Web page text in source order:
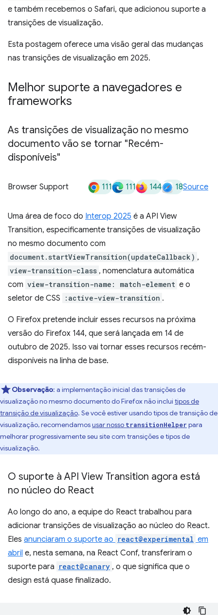
e também recebemos o Safari, que adicionou suporte a
transições de visualização.
Esta postagem oferece uma visão geral das mudanças
nas transições de visualização em 2025.
Melhor suporte a navegadores e
frameworks
As transições de visualização no mesmo
documento vão se tornar "Recém-
disponíveis"
Browser Support 111 111 144 18Source
Uma área de foco do Interop 2025 é a API View
Transition, especificamente transições de visualização
no mesmo documento com
document.startViewTransition(updateCallback) ,
view-transition-class , nomenclatura automática
com view-transition-name: match-element e o
seletor de CSS
:active-view-transition .
O Firefox pretende incluir esses recursos na próxima
versão do Firefox 144, que será lançada em 14 de
outubro de 2025. Isso vai tornar esses recursos recém-
disponíveis na linha de base.
Observação: a implementação inicial das transições de
visualização no mesmo documento do Firefox não inclui tipos de
transição de visualização. Se você estiver usando tipos de transição de
visualização, recomendamosusar nosso transitionHelper para
melhorar progressivamente seu site com transições e tipos de
visualização.
O suporte à API View Transition agora está
no núcleo do React
Ao longo do ano, a equipe do React trabalhou para
adicionar transições de visualização ao núcleo do React.
Eles anunciaram o suporte ao react@experimental em
abril e, nesta semana, na React Conf, transferiram o
suporte para react@canary , o que significa que o
design está quase finalizado.